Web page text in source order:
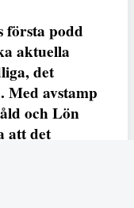
första podd
aktuella
det
Med avstamp
och Lön
att det